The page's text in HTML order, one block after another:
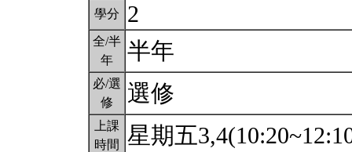
學分 2
全/半
年
半年
必/選
修
選修
上課
時間
星期五